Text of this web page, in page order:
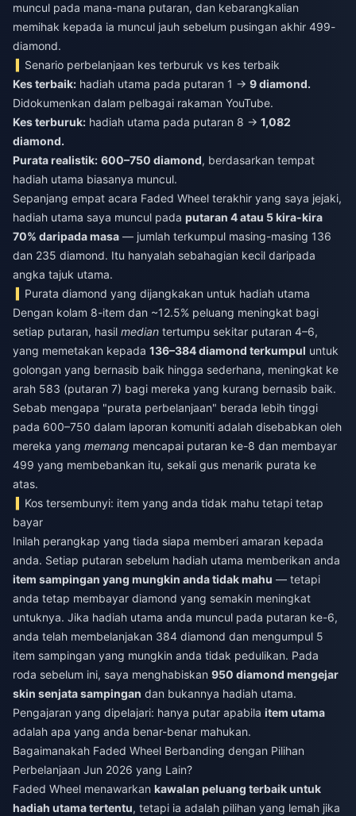
muncul pada mana-mana putaran, dan kebarangkalian
memihak kepada ia muncul jauh sebelum pusingan akhir 499-
diamond.
Senario perbelanjaan kes terburuk vs kes terbaik
Kes terbaik: hadiah utama pada putaran 1 → 9 diamond.
Didokumenkan dalam pelbagai rakaman YouTube.
Kes terburuk: hadiah utama pada putaran 8 → 1,082
diamond.
Purata realistik: 600–750 diamond, berdasarkan tempat
hadiah utama biasanya muncul.
Sepanjang empat acara Faded Wheel terakhir yang saya jejaki,
hadiah utama saya muncul pada putaran 4 atau 5 kira-kira
70% daripada masa — jumlah terkumpul masing-masing 136
dan 235 diamond. Itu hanyalah sebahagian kecil daripada
angka tajuk utama.
Purata diamond yang dijangkakan untuk hadiah utama
Dengan kolam 8-item dan ~12.5% peluang meningkat bagi
setiap putaran, hasil median tertumpu sekitar putaran 4–6,
yang memetakan kepada 136–384 diamond terkumpul untuk
golongan yang bernasib baik hingga sederhana, meningkat ke
arah 583 (putaran 7) bagi mereka yang kurang bernasib baik.
Sebab mengapa "purata perbelanjaan" berada lebih tinggi
pada 600–750 dalam laporan komuniti adalah disebabkan oleh
mereka yang memang mencapai putaran ke-8 dan membayar
499 yang membebankan itu, sekali gus menarik purata ke
atas.
Kos tersembunyi: item yang anda tidak mahu tetapi tetap
bayar
Inilah perangkap yang tiada siapa memberi amaran kepada
anda. Setiap putaran sebelum hadiah utama memberikan anda
item sampingan yang mungkin anda tidak mahu — tetapi
anda tetap membayar diamond yang semakin meningkat
untuknya. Jika hadiah utama anda muncul pada putaran ke-6,
anda telah membelanjakan 384 diamond dan mengumpul 5
item sampingan yang mungkin anda tidak pedulikan. Pada
roda sebelum ini, saya menghabiskan 950 diamond mengejar
skin senjata sampingan dan bukannya hadiah utama.
Pengajaran yang dipelajari: hanya putar apabila item utama
adalah apa yang anda benar-benar mahukan.
Bagaimanakah Faded Wheel Berbanding dengan Pilihan
Perbelanjaan Jun 2026 yang Lain?
Faded Wheel menawarkan kawalan peluang terbaik untuk
hadiah utama tertentu, tetapi ia adalah pilihan yang lemah jika